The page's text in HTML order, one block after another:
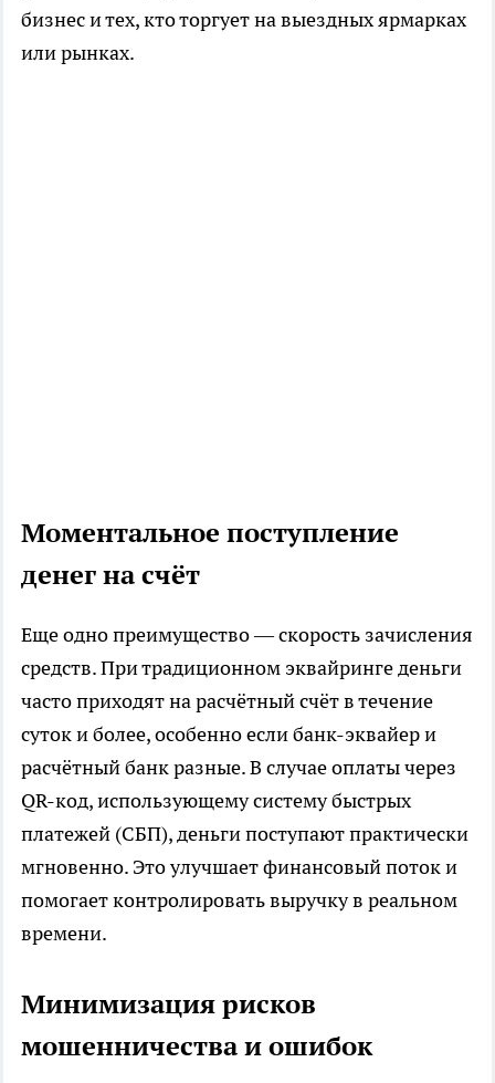
бизнес и тех, кто торгует на выездных ярмарках
или рынках.
Моментальное поступление
денег на счёт
Еще одно преимущество — скорость зачисления
средств. При традиционном эквайринге деньги
часто приходят на расчётный счёт в течение
суток и более, особенно если банк-эквайер и
расчётный банк разные. В случае оплаты через
QR-код, использующему систему быстрых
платежей (СБП), деньги поступают практически
мгновенно. Это улучшает финансовый поток и
помогает контролировать выручку в реальном
времени.
Минимизация рисков
мошенничества и ошибок